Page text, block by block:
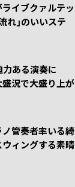
イブクァルテッ
れ｣のいいステ
ある演奏に
況で大盛り上が
管奏者率いる綺
ィングする素晴